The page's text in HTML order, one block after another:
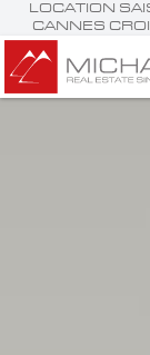
LOCATION
CANNES